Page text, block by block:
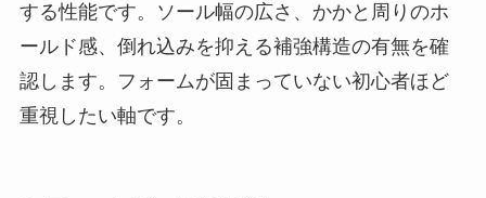
する性能です。ソール幅の広さ、かかと周りのホ
ールド感、倒れ込みを抑える補強構造の有無を確
認します。フォームが固まっていない初心者ほど
重視したい軸です。